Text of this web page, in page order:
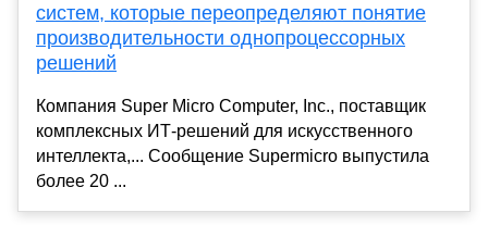
систем, которые переопределяют понятие
производительности однопроцессорных
решений
Компания Super Micro Computer, Inc., поставщик
комплексных ИТ-решений для искусственного
интеллекта,... Сообщение Supermicro выпустила
более 20 ...